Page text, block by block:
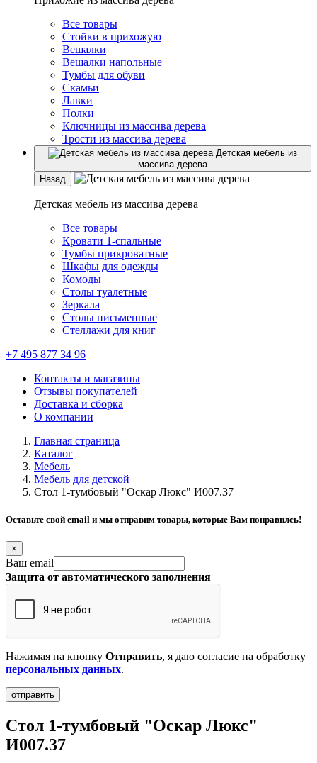
Все товары
Стойки в прихожую
Вешалки
Вешалки напольные
Тумбы для обуви
Скамьи
Лавки
Полки
Ключницы из массива дерева
Трости из массива дерева
Детская мебель из
массива дерева
Назад
Детская мебель из массива дерева
Все товары
Кровати 1-спальные
Тумбы прикроватные
Шкафы для одежды
Комоды
Столы туалетные
Зеркала
Столы письменные
Стеллажи для книг
+7 495 877 34 96
Контакты и магазины
Отзывы покупателей
Доставка и сборка
О компании
Главная страница
Каталог
Мебель
Мебель для детской
Стол 1-тумбовый "Оскар Люкс" И007.37
Оставьте свой email и мы отправим товары, которые Вам понравилсь!
×
Ваш email
Защита от автоматического заполнения
Нажимая на кнопку Отправить, я даю согласие на обработку
персональных данных.
Стол 1-тумбовый "Оскар Люкс"
И007.37